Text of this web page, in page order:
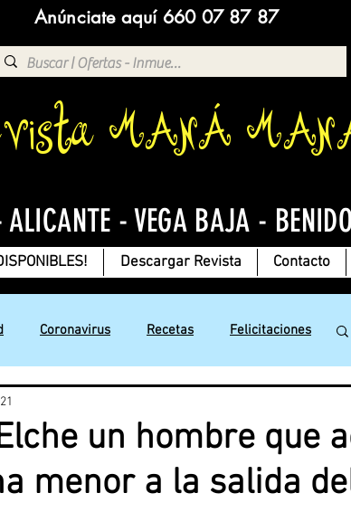
Anúnciate aquí 660 07 87 87
MANÁ
ALICANTE - VEGA BAJA -
Descargar Revista Contacto
Coronavirus Recetas Felicitaciones
con Amor
Alicante Santa Pola Benidorm
un hombre que
menor a la salida